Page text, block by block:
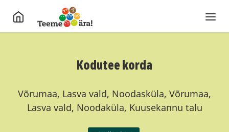
Kodutee korda
Võrumaa, Lasva vald, Noodasküla, Võrumaa,
Lasva vald, Noodaküla, Kuusekannu talu